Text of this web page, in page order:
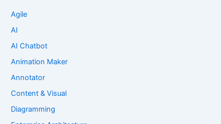
Agile
AI
AI Chatbot
Animation Maker
Annotator
Content & Visual
Diagramming